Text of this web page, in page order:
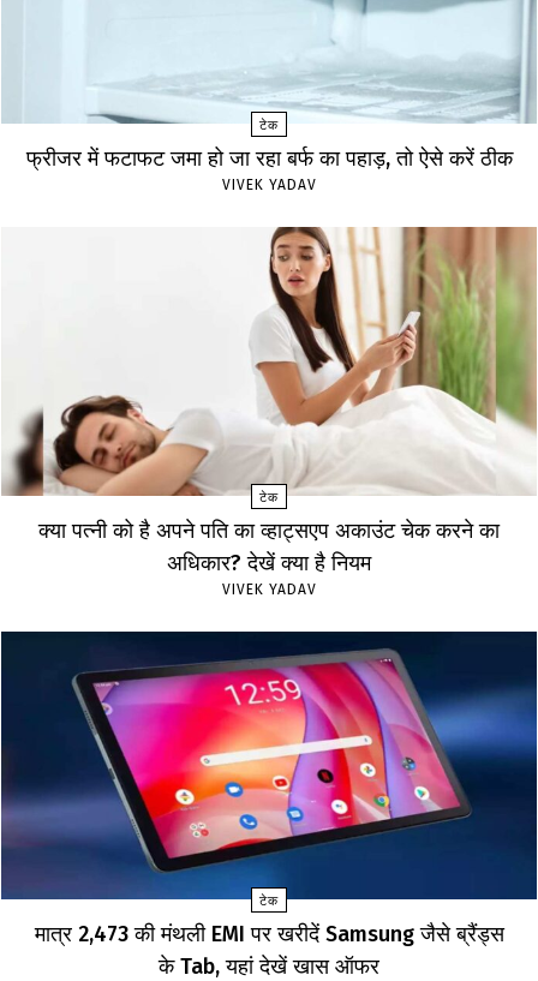
टेक
फ्रीजर में फटाफट जमा हो जा रहा बर्फ का पहाड़, तो ऐसे करें ठीक
VIVEK YADAV
टेक
क्या पत्नी को है अपने पति का व्हाट्सएप अकाउंट चेक करने का
अधिकार? देखें क्या है नियम
VIVEK YADAV
टेक
मात्र ₹2,473 की मंथली EMI पर खरीदें Samsung जैसे ब्रैंड्स
के Tab, यहां देखें खास ऑफर